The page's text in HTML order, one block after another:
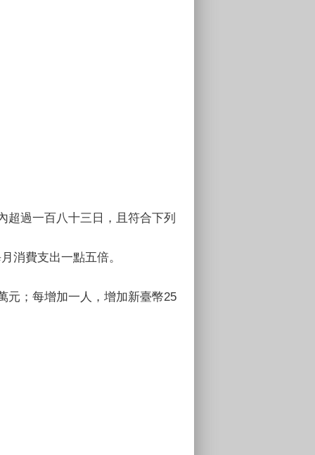
超過一百八十三日，且符合下列
消費支出一點五倍。
元；每增加一人，增加新臺幣25